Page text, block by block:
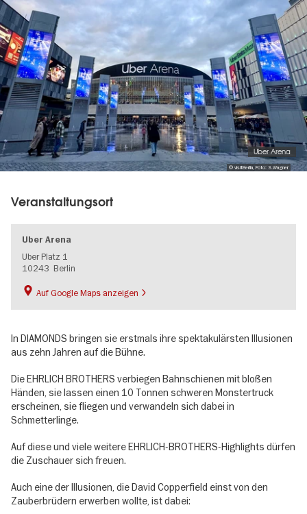
© visitBerlin, Foto: S.Wagner
Uber Arena
Veranstaltungsort
Uber Arena
Uber Platz 1
10243 Berlin
Auf Google Maps anzeigen
In DIAMONDS bringen sie erstmals ihre spektakulärsten Illusionen
aus zehn Jahren auf die Bühne.
Die EHRLICH BROTHERS verbiegen Bahnschienen mit bloßen
Händen, sie lassen einen 10 Tonnen schweren Monstertruck
erscheinen, sie fliegen und verwandeln sich dabei in
Schmetterlinge.
Auf diese und viele weitere EHRLICH-BROTHERS-Highlights dürfen
die Zuschauer sich freuen.
Auch eine der Illusionen, die David Copperfield einst von den
Zauberbrüdern erwerben wollte, ist dabei: